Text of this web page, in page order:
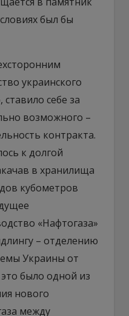
был бы
украинского
себе за
возможного –
контракта.
к долгой
в хранилища
кубометров
«Нафтогаза»
– отделению
Украины от
было одной из
нового
между